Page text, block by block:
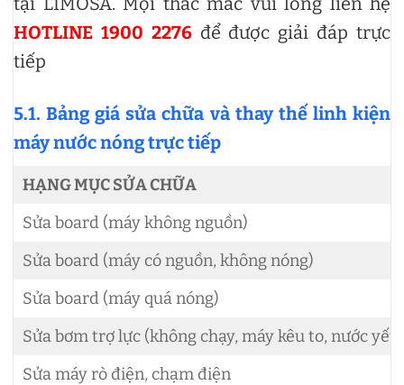
HOTLINE 1900 2276để được giải đáp trực
tiếp
5.1. Bảng giá sửa chữa và thay thế linh kiện
máy nước nóng trực tiếp
HẠNG MỤC SỬA CHỮA
Sửa board (máy không nguồn)
Sửa board (máy có nguồn, không nóng)
Sửa board (máy quá nóng)
Sửa bơm trợ lực (không chạy, máy kêu to, nước yếu)
Sửa máy rò điện, chạm điện